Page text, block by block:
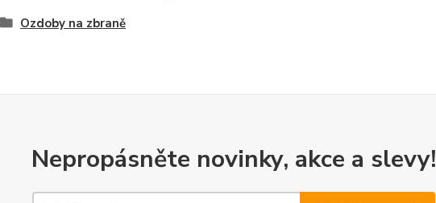
Ozdoby na zbraně
Nepropásněte novinky, akce a slevy!